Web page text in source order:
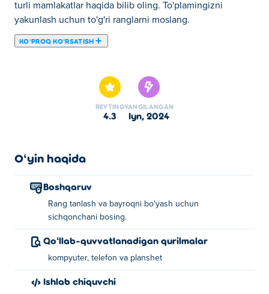
turli mamlakatlar haqida bilib oling. To'plamingizni
yakunlash uchun to'g'ri ranglarni moslang.
KOʻPROQ KOʻRSATISH
oʻyinlari larimizdan biridir.
REYTING
4.3
YANGILANGAN
iyn, 2024
Oʻyin haqida
Boshqaruv
Rang tanlash va bayroqni bo'yash uchun
sichqonchani bosing.
Qoʻllab-quvvatlanadigan qurilmalar
kompyuter, telefon va planshet
Ishlab chiquvchi